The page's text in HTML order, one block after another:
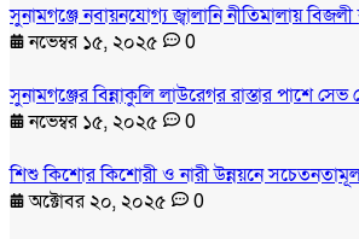
সুনামগঞ্জে নবায়নযোগ্য জ্বালানি নীতিমালায়
নভেম্বর ১৫, ২০২৫
0
সুনামগঞ্জের বিন্নাকুলি লাউরেগর রাস্তার পাশে
নভেম্বর ১৫, ২০২৫
0
শিশু কিশোর কিশোরী ও নারী উন্নয়নে
অক্টোবর ২০, ২০২৫
0